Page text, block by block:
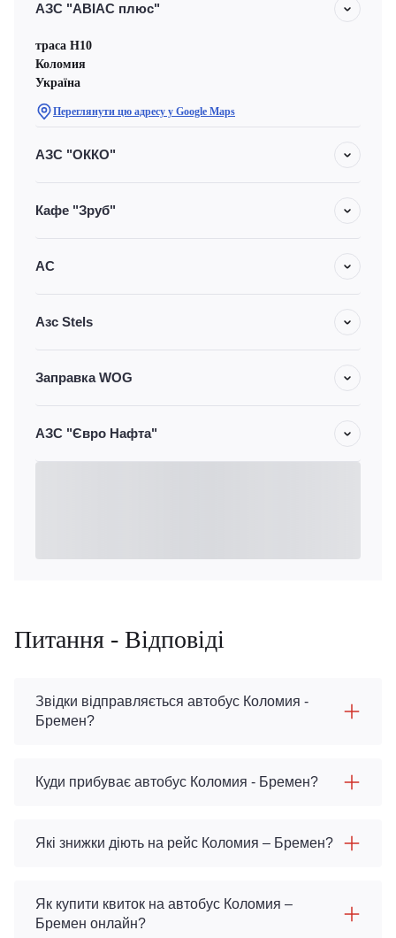
АЗС "ABIAC плюс"
траса H10
Коломия
Україна
Переглянути цю адресу у Google Maps
АЗС "ОККО"
Кафе "Зруб"
АС
Азс Stels
Заправка WOG
АЗС "Євро Нафта"
Питання - Відповіді
Звідки відправляється автобус Коломия -
Бремен?
Куди прибуває автобус Коломия - Бремен?
Які знижки діють на рейс Коломия – Бремен?
Як купити квиток на автобус Коломия –
Бремен онлайн?